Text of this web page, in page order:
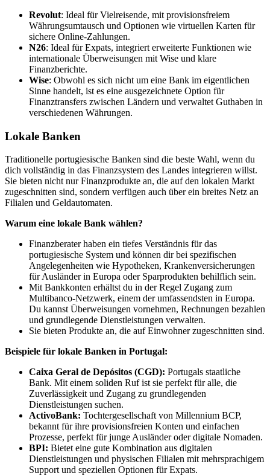
Revolut: Ideal für Vielreisende, mit provisionsfreiem
Währungsumtausch und Optionen wie virtuellen Karten für
sichere Online-Zahlungen.
N26: Ideal für Expats, integriert erweiterte Funktionen wie
internationale Überweisungen mit Wise und klare
Finanzberichte.
Wise: Obwohl es sich nicht um eine Bank im eigentlichen
Sinne handelt, ist es eine ausgezeichnete Option für
Finanztransfers zwischen Ländern und verwaltet Guthaben in
verschiedenen Währungen.
Lokale Banken
Traditionelle portugiesische Banken sind die beste Wahl, wenn du
dich vollständig in das Finanzsystem des Landes integrieren willst.
Sie bieten nicht nur Finanzprodukte an, die auf den lokalen Markt
zugeschnitten sind, sondern verfügen auch über ein breites Netz an
Filialen und Geldautomaten.
Warum eine lokale Bank wählen?
Finanzberater haben ein tiefes Verständnis für das
portugiesische System und können dir bei spezifischen
Angelegenheiten wie Hypotheken, Krankenversicherungen
für Ausländer in Europa oder Sparprodukten behilflich sein.
Mit Bankkonten erhältst du in der Regel Zugang zum
Multibanco-Netzwerk, einem der umfassendsten in Europa.
Du kannst Überweisungen vornehmen, Rechnungen bezahlen
und grundlegende Dienstleistungen verwalten.
Sie bieten Produkte an, die auf Einwohner zugeschnitten sind.
Beispiele für lokale Banken in Portugal:
Caixa Geral de Depósitos (CGD): Portugals staatliche
Bank. Mit einem soliden Ruf ist sie perfekt für alle, die
Zuverlässigkeit und Zugang zu grundlegenden
Dienstleistungen suchen.
ActivoBank: Tochtergesellschaft von Millennium BCP,
bekannt für ihre provisionsfreien Konten und einfachen
Prozesse, perfekt für junge Ausländer oder digitale Nomaden.
BPI: Bietet eine gute Kombination aus digitalen
Dienstleistungen und physischen Filialen mit mehrsprachigem
Support und speziellen Optionen für Expats.